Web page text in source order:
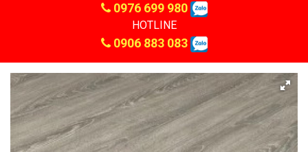
0976 699 980
HOTLINE
0906 883 083